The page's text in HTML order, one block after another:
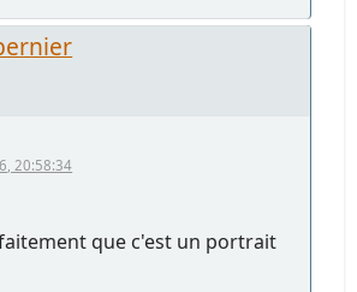
20:58:34
que c'est un portrait